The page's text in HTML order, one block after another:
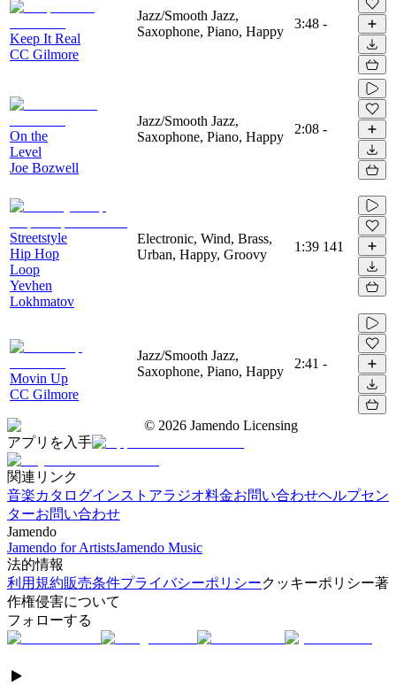
Keep It Real
CC Gilmore
Jazz/Smooth Jazz,
Saxophone, Piano, Happy
3:48 -
On the
Level
Joe Bozwell
Jazz/Smooth Jazz,
Saxophone, Piano, Happy
2:08 -
Streetstyle
Hip Hop
Loop
Yevhen
Lokhmatov
Electronic, Wind, Brass,
Urban, Happy, Groovy
1:39 141
Movin Up
CC Gilmore
Jazz/Smooth Jazz,
Saxophone, Piano, Happy
2:41 -
© 2026 Jamendo Licensing
アプリを入手
関連リンク
音楽カタログインストアラジオ料金お問い合わせヘルプセン
ターお問い合わせ
Jamendo
Jamendo for ArtistsJamendo Music
法的情報
利用規約販売条件プライバシーポリシークッキーポリシー著
作権侵害について
フォローする